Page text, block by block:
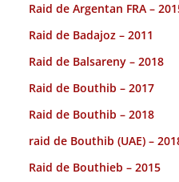
Raid de Argentan FRA –
Raid de Badajoz – 2011
Raid de Balsareny – 2018
Raid de Bouthib – 2017
Raid de Bouthib – 2018
raid de Bouthib (UAE) –
Raid de Bouthieb – 2015